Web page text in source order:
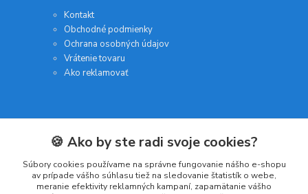
Kontakt
Obchodné podmienky
Ochrana osobných údajov
Vrátenie tovaru
Ako reklamovať
Kategórie
Batérie a nabíjačky
Drogéria a kozmetika
🍪 Ako by ste radi svoje cookies?
Súbory cookies používame na správne fungovanie nášho e-shopu
av prípade vášho súhlasu tiež na sledovanie štatistík o webe,
meranie efektivity reklamných kampaní, zapamätanie vášho